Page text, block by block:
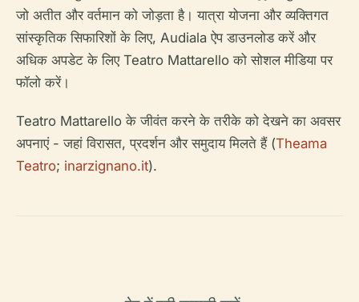
जो अतीत और वर्तमान को जोड़ता है। यात्रा योजना और व्यक्तिगत
सांस्कृतिक सिफारिशों के लिए, Audiala ऐप डाउनलोड करें और
अधिक अपडेट के लिए Teatro Mattarello को सोशल मीडिया पर
फॉलो करें।
Teatro Mattarello के जीवंत करने के तरीके को देखने का अवसर
अपनाएं - जहां विरासत, प्रदर्शन और समुदाय मिलते हैं (Theama
Teatro; inarzignano.it).